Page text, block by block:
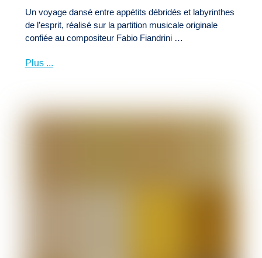
Un voyage dansé entre appétits débridés et labyrinthes
de l’esprit, réalisé sur la partition musicale originale
confiée au compositeur Fabio Fiandrini …
Plus ...